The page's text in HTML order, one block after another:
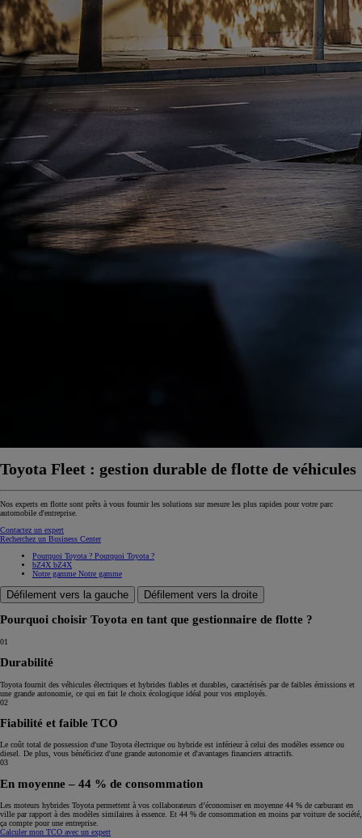
Toyota Fleet : gestion durable de flotte de véhicules
Nos experts en flotte sont prêts à vous fournir les solutions sur mesure les plus rapides pour votre parc
automobile d'entreprise.
Contactez un expert
Recherchez un Business Center
Pourquoi Toyota ? Pourquoi Toyota ?
bZ4X bZ4X
Notre gamme Notre gamme
Défilement vers la gauche Défilement vers la droite
Pourquoi choisir Toyota en tant que gestionnaire de flotte ?
01
Durabilité
Toyota fournit des véhicules électriques et hybrides fiables et durables, caractérisés par de faibles émissions et
une grande autonomie, ce qui en fait le choix écologique idéal pour vos employés.
02
Fiabilité et faible TCO
Le coût total de possession d'une Toyota électrique ou hybride est inférieur à celui des modèles essence ou
diesel. De plus, vous bénéficiez d'une grande autonomie et d'avantages financiers attractifs.
03
En moyenne – 44 % de consommation
Les moteurs hybrides Toyota permettent à vos collaborateurs d’économiser en moyenne 44 % de carburant en
ville par rapport à des modèles similaires à essence. Et 44 % de consommation en moins par voiture de société,
ça compte pour une entreprise.
Calculer mon TCO avec un expert